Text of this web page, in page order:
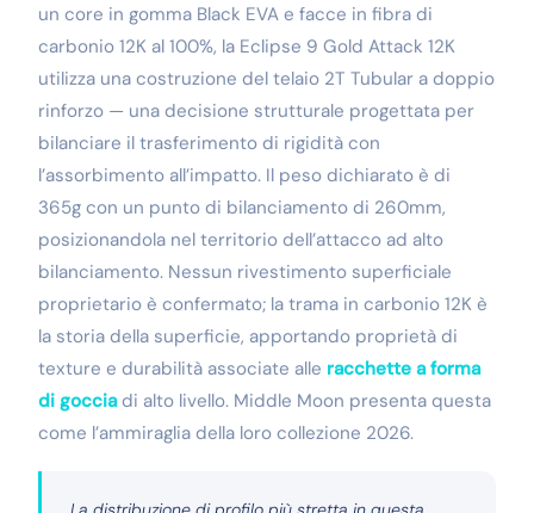
un core in gomma Black EVA e facce in fibra di
carbonio 12K al 100%, la Eclipse 9 Gold Attack 12K
utilizza una costruzione del telaio 2T Tubular a doppio
rinforzo — una decisione strutturale progettata per
bilanciare il trasferimento di rigidità con
l’assorbimento all’impatto. Il peso dichiarato è di
365g con un punto di bilanciamento di 260mm,
posizionandola nel territorio dell’attacco ad alto
bilanciamento. Nessun rivestimento superficiale
proprietario è confermato; la trama in carbonio 12K è
la storia della superficie, apportando proprietà di
texture e durabilità associate alle racchette a forma
di gocciadi alto livello. Middle Moon presenta questa
come l’ammiraglia della loro collezione 2026.